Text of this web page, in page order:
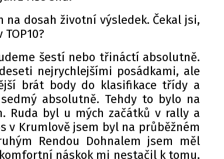
na dosah životní výsledek. Čekal jsi,
šestí nebo třináctí absolutně.
nejrychlejšími posádkami, ale
brát body do klasifikace třídy a
absolutně. Tehdy to bylo na
Ruda byl u mých začátků v rally a
v Krumlově jsem byl na průběžném
Rendou Dohnalem jsem měl
náskok mi nestačil k tomu,